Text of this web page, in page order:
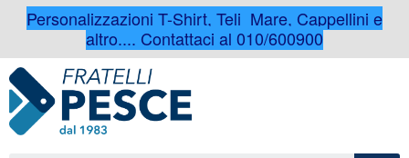
Personalizzazioni T-Shirt, Teli Mare, Cappellini e
altro.... Contattaci al 010/600900